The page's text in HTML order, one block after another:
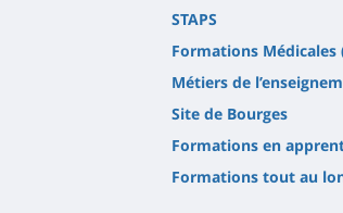
STAPS
Formations Médicales
Métiers de
Site de Bourges
Formations en
Formations tout au